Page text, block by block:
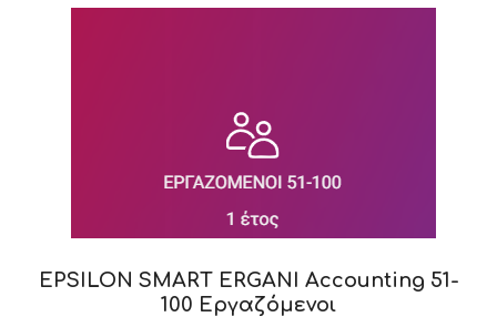
EPSILON SMART ERGANI Accounting 51-
100 Εργαζόμενοι